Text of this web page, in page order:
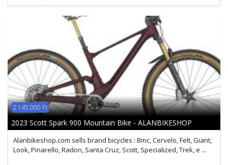
2 145 000 Ft
2023 Scott Spark 900 Mountain Bike - ALANBIKESHOP
Alanbikeshop.com sells brand bicycles : Bmc, Cervelo, Felt, Giant,
Look, Pinarello, Radon, Santa Cruz, Scott, Specialized, Trek, e ...